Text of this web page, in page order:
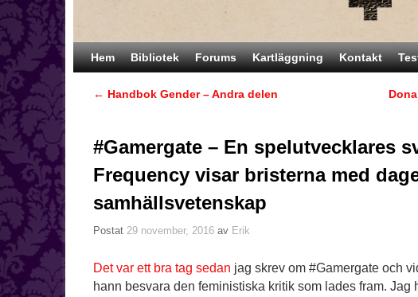
Hoppa till huvudinnehåll
Hoppa till sekundärt innehåll
Hem Bibliotek Forums Kartläggning Kontakt
Inläggsnavigering
← Handbok Gender – Andra delen
#Gamergate – En spelutvecklares
Frequency visar bristerna med
samhällsvetenskap
Postat 29 november, 2016 av Erik
Det var ett bra tag sedan jag skrev om #Gamergate och
hann besvara den feministiska kritik som lades fram.